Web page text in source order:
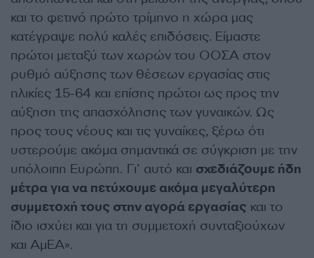
και το φετινό πρώτο τρίμηνο η χώρα μας
κατέγραψε πολύ καλές επιδόσεις. Είμαστε
πρώτοι μεταξύ των χωρών του ΟΟΣΑ στον
ρυθμό αύξησης των θέσεων εργασίας στις
ηλικίες 15-64 και επίσης πρώτοι ως προς την
αύξηση της απασχόλησης των γυναικών. Ως
προς τους νέους και τις γυναίκες, ξέρω ότι
υστερούμε ακόμα σημαντικά σε σύγκριση με την
υπόλοιπη Ευρώπη. Γι’ αυτό και σχεδιάζουμε ήδη
μέτρα για να πετύχουμε ακόμα μεγαλύτερη
συμμετοχή τους στην αγορά εργασίας και το
ίδιο ισχύει και για τη συμμετοχή συνταξιούχων
και ΑμΕΑ».